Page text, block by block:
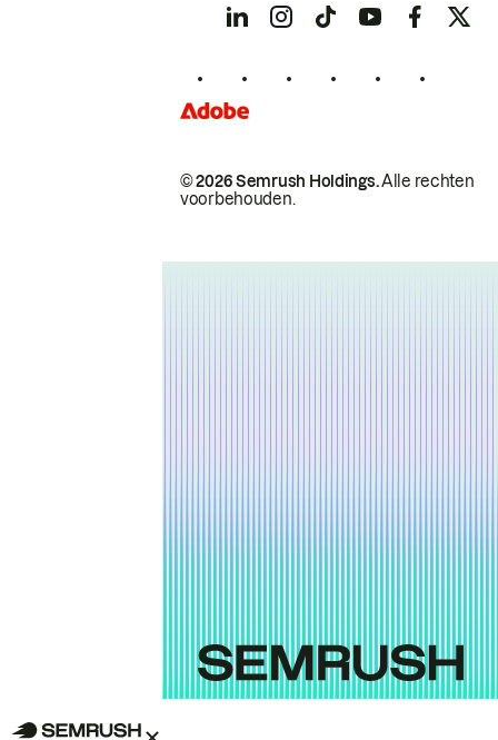
© 2026 Semrush Holdings.Alle rechten
voorbehouden.